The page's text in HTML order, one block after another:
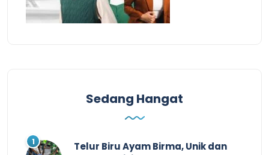
Sedang Hangat
Telur Biru Ayam Birma, Unik dan